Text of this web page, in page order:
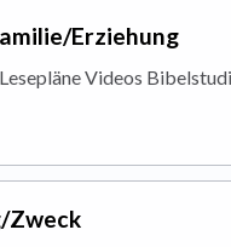
Erziehung
Videos
Zweck